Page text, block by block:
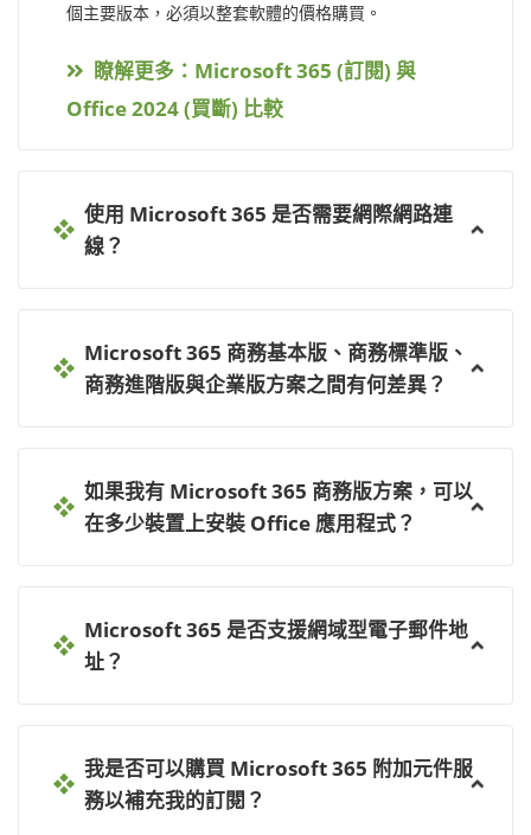
個主要版本，必須以整套軟體的價格購買。
瞭解更多：Microsoft 365 (訂閱) 與
Office 2024 (買斷) 比較
使用 Microsoft 365 是否需要網際網路連
線？
Microsoft 365 商務基本版、商務標準版、
商務進階版與企業版方案之間有何差異？
如果我有 Microsoft 365 商務版方案，可以
在多少裝置上安裝 Office 應用程式？
Microsoft 365 是否支援網域型電子郵件地
址？
我是否可以購買 Microsoft 365 附加元件服
務以補充我的訂閱？